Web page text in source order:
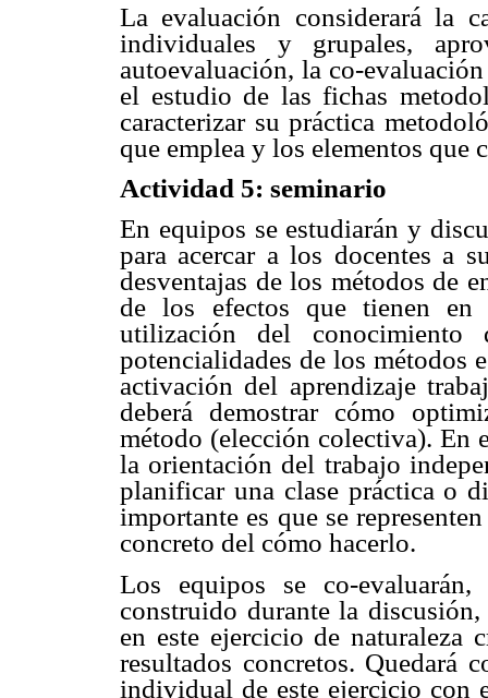
La evaluación considerará la
individuales y grupales,
autoevaluación, la co-
el estudio de las fichas
caracterizar su práctica
que emplea y los elementos que
Actividad 5: seminario
En equipos se estudiarán y
para acercar a los docentes a
desventajas de los métodos de
de los efectos que tienen
utilización del conocimiento
potencialidades de los métodos
activación del aprendizaje
deberá demostrar cómo
método (elección colectiva). En
la orientación del trabajo
planificar una clase práctica o
importante es que se
concreto del cómo hacerlo.
Los equipos se co-
construido durante la
en este ejercicio de naturaleza
resultados concretos. Quedará
individual de este ejercicio con